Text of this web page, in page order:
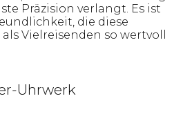
Präzision verlangt. Es ist
die diese
Vielreisenden so wertvoll
Uhrwerk